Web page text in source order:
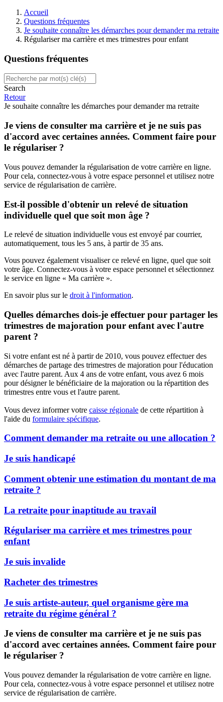
Accueil
Questions fréquentes
Je souhaite connaître les démarches pour demander ma retraite
Régulariser ma carrière et mes trimestres pour enfant
Questions fréquentes
Search
Retour
Je souhaite connaître les démarches pour demander ma retraite
Je viens de consulter ma carrière et je ne suis pas
d'accord avec certaines années. Comment faire pour
le régulariser ?
Vous pouvez demander la régularisation de votre carrière en ligne.
Pour cela, connectez-vous à votre espace personnel et utilisez notre
service de régularisation de carrière.
Est-il possible d'obtenir un relevé de situation
individuelle quel que soit mon âge ?
Le relevé de situation individuelle vous est envoyé par courrier,
automatiquement, tous les 5 ans, à partir de 35 ans.
Vous pouvez également visualiser ce relevé en ligne, quel que soit
votre âge. Connectez-vous à votre espace personnel et sélectionnez
le service en ligne « Ma carrière ».
En savoir plus sur le droit à l'information.
Quelles démarches dois-je effectuer pour partager les
trimestres de majoration pour enfant avec l'autre
parent ?
Si votre enfant est né à partir de 2010, vous pouvez effectuer des
démarches de partage des trimestres de majoration pour l'éducation
avec l'autre parent. Aux 4 ans de votre enfant, vous avez 6 mois
pour désigner le bénéficiaire de la majoration ou la répartition des
trimestres entre vous et l'autre parent.
Vous devez informer votre caisse régionale de cette répartition à
l'aide du formulaire spécifique.
Comment demander ma retraite ou une allocation ?
Je suis handicapé
Comment obtenir une estimation du montant de ma
retraite ?
La retraite pour inaptitude au travail
Régulariser ma carrière et mes trimestres pour
enfant
Je suis invalide
Racheter des trimestres
Je suis artiste-auteur, quel organisme gère ma
retraite du régime général ?
Je viens de consulter ma carrière et je ne suis pas
d'accord avec certaines années. Comment faire pour
le régulariser ?
Vous pouvez demander la régularisation de votre carrière en ligne.
Pour cela, connectez-vous à votre espace personnel et utilisez notre
service de régularisation de carrière.